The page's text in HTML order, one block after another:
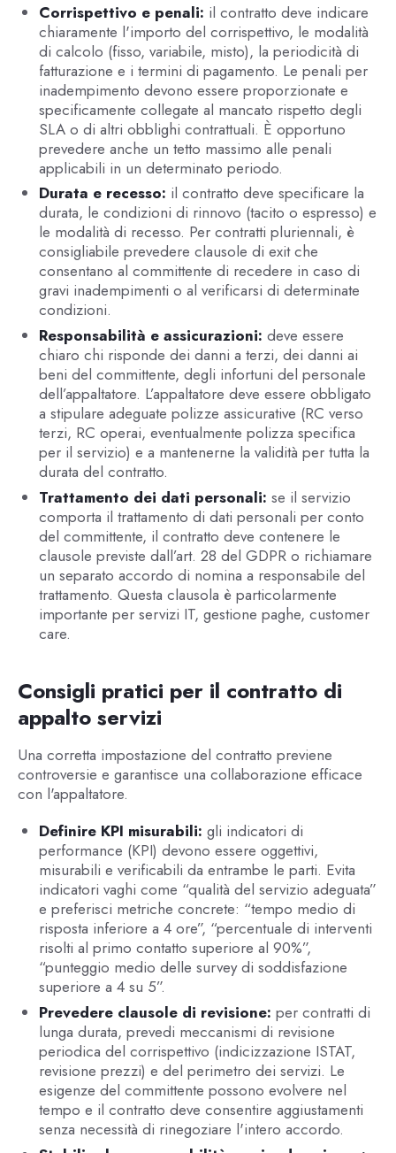
Corrispettivo e penali: il contratto deve indicare
chiaramente l'importo del corrispettivo, le modalità
di calcolo (fisso, variabile, misto), la periodicità di
fatturazione e i termini di pagamento. Le penali per
inadempimento devono essere proporzionate e
specificamente collegate al mancato rispetto degli
SLA o di altri obblighi contrattuali. È opportuno
prevedere anche un tetto massimo alle penali
applicabili in un determinato periodo.
Durata e recesso: il contratto deve specificare la
durata, le condizioni di rinnovo (tacito o espresso) e
le modalità di recesso. Per contratti pluriennali, è
consigliabile prevedere clausole di exit che
consentano al committente di recedere in caso di
gravi inadempimenti o al verificarsi di determinate
condizioni.
Responsabilità e assicurazioni: deve essere
chiaro chi risponde dei danni a terzi, dei danni ai
beni del committente, degli infortuni del personale
dell’appaltatore. L’appaltatore deve essere obbligato
a stipulare adeguate polizze assicurative (RC verso
terzi, RC operai, eventualmente polizza specifica
per il servizio) e a mantenerne la validità per tutta la
durata del contratto.
Trattamento dei dati personali: se il servizio
comporta il trattamento di dati personali per conto
del committente, il contratto deve contenere le
clausole previste dall’art. 28 del GDPR o richiamare
un separato accordo di nomina a responsabile del
trattamento. Questa clausola è particolarmente
importante per servizi IT, gestione paghe, customer
care.
Consigli pratici per il contratto di
appalto servizi
Una corretta impostazione del contratto previene
controversie e garantisce una collaborazione efficace
con l'appaltatore.
Definire KPI misurabili: gli indicatori di
performance (KPI) devono essere oggettivi,
misurabili e verificabili da entrambe le parti. Evita
indicatori vaghi come “qualità del servizio adeguata”
e preferisci metriche concrete: “tempo medio di
risposta inferiore a 4 ore”, “percentuale di interventi
risolti al primo contatto superiore al 90%”,
“punteggio medio delle survey di soddisfazione
superiore a 4 su 5”.
Prevedere clausole di revisione: per contratti di
lunga durata, prevedi meccanismi di revisione
periodica del corrispettivo (indicizzazione ISTAT,
revisione prezzi) e del perimetro dei servizi. Le
esigenze del committente possono evolvere nel
tempo e il contratto deve consentire aggiustamenti
senza necessità di rinegoziare l'intero accordo.